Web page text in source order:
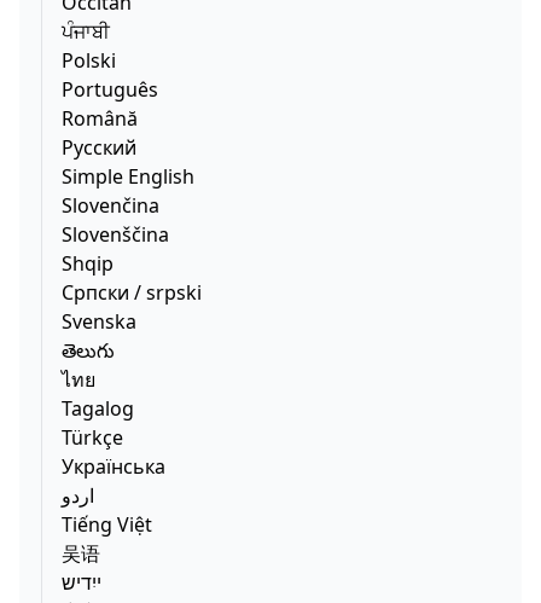
ਪੰਜਾਬੀ
Polski
Português
Română
Русский
Simple English
Slovenčina
Slovenščina
Shqip
Српски / srpski
Svenska
తెలుగు
ไทย
Tagalog
Türkçe
Українська
اردو
Tiếng Việt
吴语
ייִדיש